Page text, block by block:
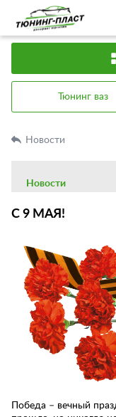
Тюнинг ваз
Новости
О компании
Новости
Оплата
Гарантия
Контакты
С 9 МАЯ!
Победа – вечный